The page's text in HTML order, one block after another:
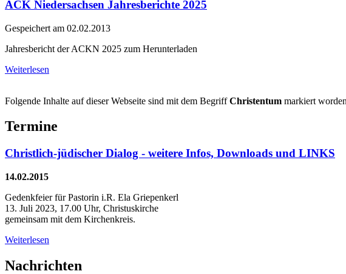
ACK Niedersachsen Jahresberichte 2025
Gespeichert am 02.02.2013
Jahresbericht der ACKN 2025 zum Herunterladen
Weiterlesen
Folgende Inhalte auf dieser Webseite sind mit dem BegriffChristentum markiert
Termine
Christlich-jüdischer Dialog - weitere Infos, Downloads und LINKS
14.02.2015
Gedenkfeier für Pastorin i.R. Ela Griepenkerl
13. Juli 2023, 17.00 Uhr, Christuskirche
gemeinsam mit dem Kirchenkreis.
Weiterlesen
Nachrichten